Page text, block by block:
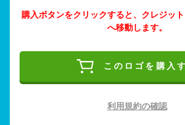
購入ボタンをクリックすると、クレジッ
へ移動します。
このロゴを購入
利用規約の確認